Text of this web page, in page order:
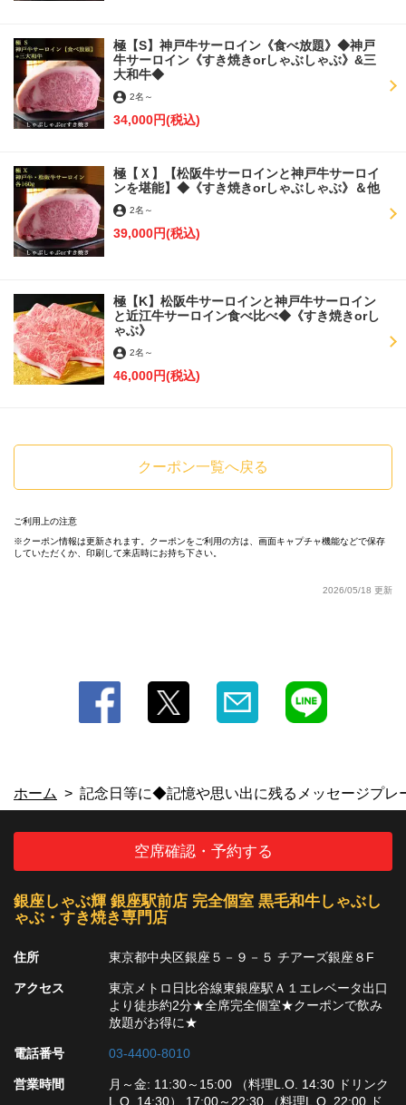
極【S】神戸牛サーロイン《食べ放題》◆神戸
牛サーロイン《すき焼きorしゃぶしゃぶ》&三
大和牛◆
2名 ～
34,000円(税込)
極【Ｘ】【松阪牛サーロインと神戸牛サーロイ
ンを堪能】◆《すき焼きorしゃぶしゃぶ》＆他
2名 ～
39,000円(税込)
極【K】松阪牛サーロインと神戸牛サーロイン
と近江牛サーロイン食べ比べ◆《すき焼きorし
ゃぶ》
2名 ～
46,000円(税込)
クーポン一覧へ戻る
ご利用上の注意
クーポン情報は更新されます。クーポンをご利用の方は、画面キャプチャ機能などで保存
していただくか、印刷して来店時にお持ち下さい。
2026/05/18 更新
ホーム 記念日等に◆記憶や思い出に残るメッセージプ
空席確認・予約する
銀座しゃぶ輝 銀座駅前店 完全個室 黒毛和牛しゃぶし
ゃぶ・すき焼き専門店
住所 東京都中央区銀座５－９－５ チアーズ銀座８F
アクセス
東京メトロ日比谷線東銀座駅Ａ１エレベータ出口
より徒歩約2分★全席完全個室★クーポンで飲み
放題がお得に★
電話番号 03-4400-8010
営業時間
月～金: 11:30～15:00 （料理L.O. 14:30 ドリンク
L.O. 14:30） 17:00～22:30 （料理L.O. 22:00 ド